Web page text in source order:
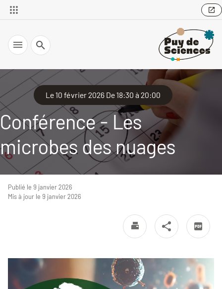
Recherche
Le 10 février 2026 De 18:30 à 20:00
Conférence - Les
microbes des nuages
Publié le 9 janvier 2026
Mis à jour le 9 janvier 2026